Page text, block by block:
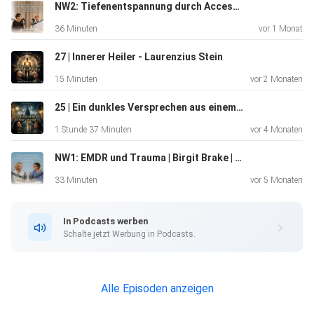
Verstrickungen
- Anerkennung der Ahnen
verändern kann
- Linderung durch die Seelenwelt
NW2: Tiefenentspannung durch Access Bars | Dieter Klinghagen
36 Minuten vor 1 Monat
27 | Innerer Heiler - Laurenzius Stein
15 Minuten vor 2 Monaten
25 | Ein dunkles Versprechen aus einem früheren Leben?
1 Stunde 37 Minuten vor 4 Monaten
NW1: EMDR und Trauma | Birgit Brake | Hypnose trifft EMDR
33 Minuten vor 5 Monaten
In Podcasts werben
Schalte jetzt Werbung in Podcasts.
Alle Episoden anzeigen